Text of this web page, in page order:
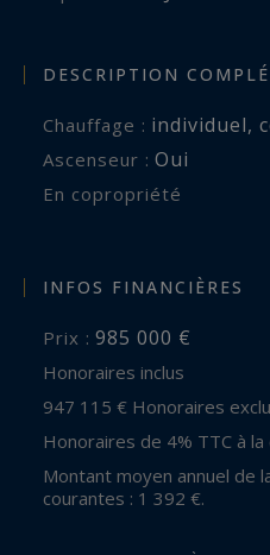
DESCRIPTION
Chauffage : individuel,
Ascenseur : Oui
En copropriété
INFOS FINANCIÈRES
Prix : 985 000 €
Honoraires inclus
947 115 € Honoraires
Honoraires de 4% TTC à
Montant moyen annuel de la quote-part de charges
courantes : 1 392 €.